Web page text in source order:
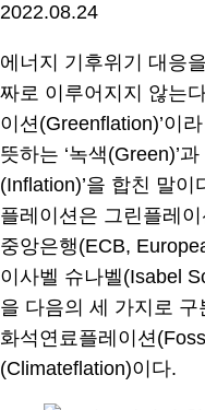
2022.08.24
에너지 기후위기 대응
짜로 이루어지지 않는
이션(Greenflation)’이
뜻하는 ‘녹색(Green)’
(Inflation)’을 합친 말
플레이션은 그린플레
중앙은행(ECB,
이사벨 슈나벨(Isabel
을 다음의 세 가지로
화석연료플레이션
(Climateflation)이다.